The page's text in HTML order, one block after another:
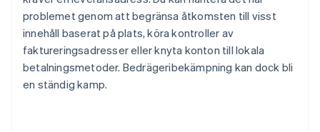
problemet genom att begränsa åtkomsten till visst
innehåll baserat på plats, köra kontroller av
faktureringsadresser eller knyta konton till lokala
betalningsmetoder. Bedrägeribekämpning kan dock bli
en ständig kamp.